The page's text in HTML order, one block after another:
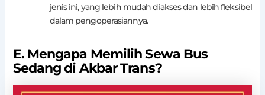
jenis ini, yang lebih mudah diakses dan lebih fleksibel
dalam pengoperasiannya.
E. Mengapa Memilih Sewa Bus
Sedang di Akbar Trans?